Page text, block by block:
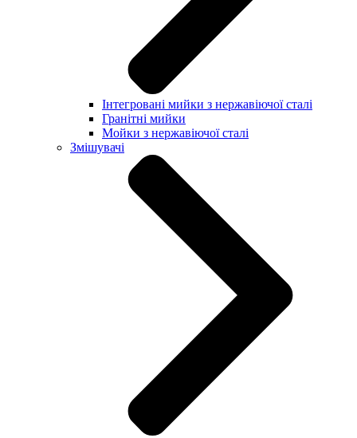
Інтегровані мийки з нержавіючої сталі
Гранітні мийки
Мойки з нержавіючої сталі
Змішувачі